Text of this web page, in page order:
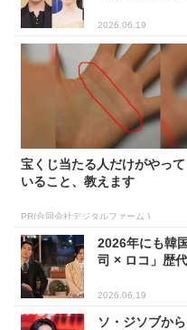
2026.06.19
宝くじ当たる人だけがやって
いること、教えます
PR(合同会社デジタルファーム )
2026年にも韓
司 × ロコ」歴
2026.06.19
ソ・ジソブか